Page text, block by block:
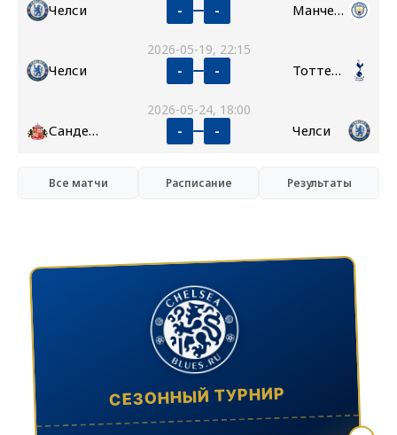
Челси - - Манчестер Сити
2026-05-19, 22:15
Челси - - Тоттенхэм
2026-05-24, 18:00
Сандерленд - - Челси
Все матчи Расписание Результаты
СЕЗОННЫЙ ТУРНИР